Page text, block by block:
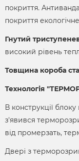
покриття.
покриття
Гнутий
високий рівень
Товщина короба
Технологія
В конструкції
з'явився
від промерзать,
Двері з